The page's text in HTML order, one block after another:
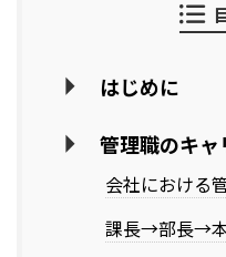
はじめに
管理職のキャ
会社における
課長→部長→